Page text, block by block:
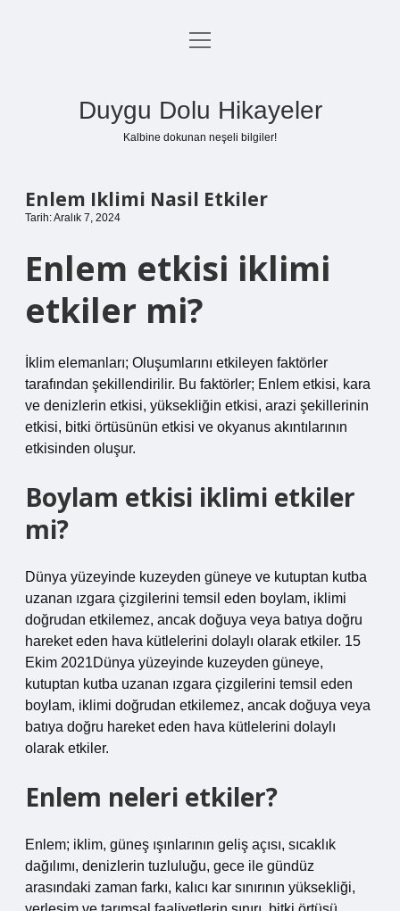
Anasayfa
menüyü
Duygu Dolu Hikayeler
Kalbine dokunan neşeli bilgiler!
Enlem Iklimi Nasil Etkiler
Tarih: Aralık 7, 2024
Enlem etkisi iklimi
etkiler mi?
İklim elemanları; Oluşumlarını etkileyen faktörler
tarafından şekillendirilir. Bu faktörler; Enlem etkisi, kara
ve denizlerin etkisi, yüksekliğin etkisi, arazi şekillerinin
etkisi, bitki örtüsünün etkisi ve okyanus akıntılarının
etkisinden oluşur.
Boylam etkisi iklimi etkiler
mi?
Dünya yüzeyinde kuzeyden güneye ve kutuptan kutba
uzanan ızgara çizgilerini temsil eden boylam, iklimi
doğrudan etkilemez, ancak doğuya veya batıya doğru
hareket eden hava kütlelerini dolaylı olarak etkiler. 15
Ekim 2021Dünya yüzeyinde kuzeyden güneye,
kutuptan kutba uzanan ızgara çizgilerini temsil eden
boylam, iklimi doğrudan etkilemez, ancak doğuya veya
batıya doğru hareket eden hava kütlelerini dolaylı
olarak etkiler.
Enlem neleri etkiler?
Enlem; iklim, güneş ışınlarının geliş açısı, sıcaklık
dağılımı, denizlerin tuzluluğu, gece ile gündüz
arasındaki zaman farkı, kalıcı kar sınırının yüksekliği,